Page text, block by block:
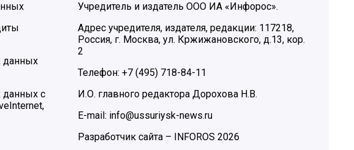
данных
данных с
Учредитель и издатель ООО ИА «Инфорос».
Адрес учредителя, издателя, редакции: 117218,
Россия, г. Москва, ул. Кржижановского, д.13, кор.
2
Телефон: +7 (495) 718-84-11
И.О. главного редактора Дорохова Н.В.
E-mail: info@ussuriysk-news.ru
Разработчик сайта – INFOROS 2026